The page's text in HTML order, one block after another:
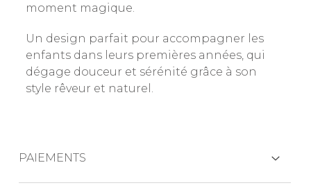
moment magique.
Un design parfait pour accompagner les
enfants dans leurs premières années, qui
dégage douceur et sérénité grâce à son
style rêveur et naturel.
PAIEMENTS